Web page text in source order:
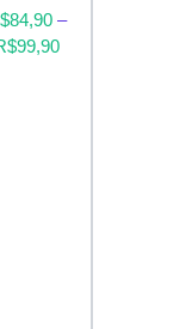
84,90 –
99,90